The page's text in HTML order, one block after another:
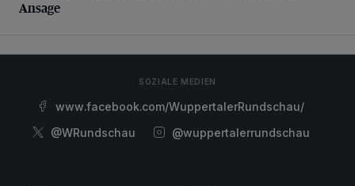
Ansage
SOZIALE MEDIEN
www.facebook.com/WuppertalerRundschau/
@WRundschau
@wuppertalerrundschau